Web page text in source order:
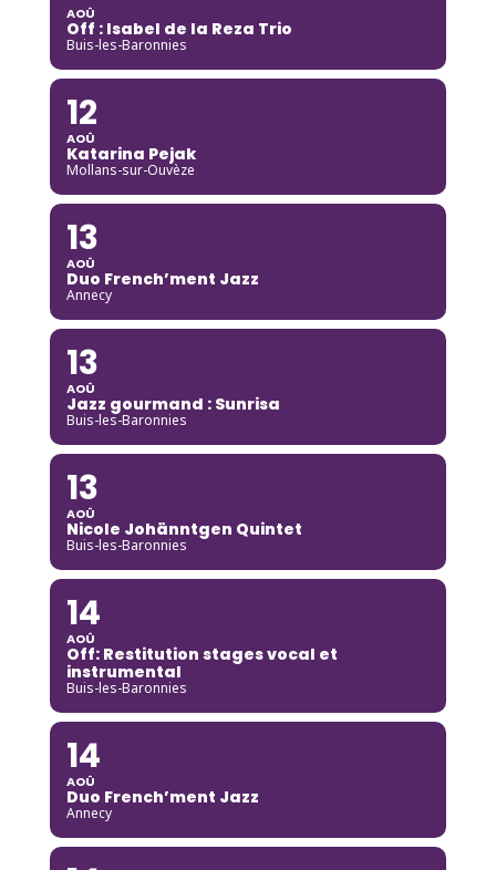
AOÛ
Off : Isabel de la Reza Trio
Buis-les-Baronnies
12
AOÛ
Katarina Pejak
Mollans-sur-Ouvèze
13
AOÛ
Duo French’ment Jazz
Annecy
13
AOÛ
Jazz gourmand : Sunrisa
Buis-les-Baronnies
13
AOÛ
Nicole Johänntgen Quintet
Buis-les-Baronnies
14
AOÛ
Off: Restitution stages vocal et
instrumental
Buis-les-Baronnies
14
AOÛ
Duo French’ment Jazz
Annecy